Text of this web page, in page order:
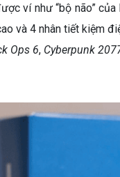
ví như “bộ não”
và 4 nhân tiết kiệm
Ops 6, Cyberpunk